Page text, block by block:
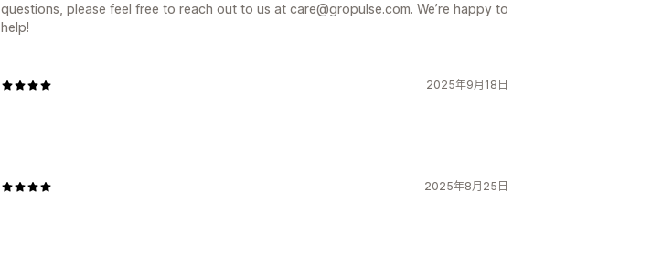
questions, please feel free to reach out to us at care@gropulse.com. We’re happy to
help!
2025年9月18日
2025年8月25日